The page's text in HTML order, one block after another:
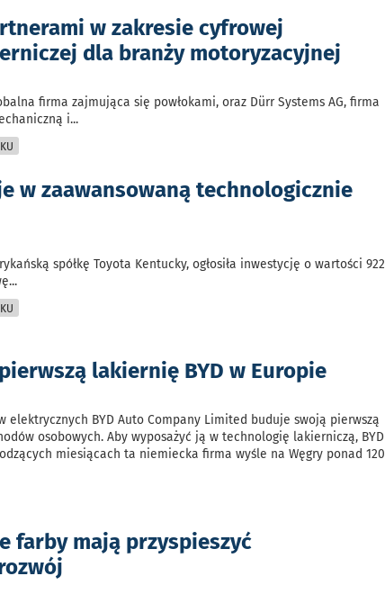
w zakresie cyfrowej
dla branży motoryzacyjnej
firma zajmująca się powłokami, oraz Dürr Systems AG, firma
i...
w zaawansowaną technologicznie
spółkę Toyota Kentucky, ogłosiła inwestycję o wartości 922
...
lakiernię BYD w Europie
elektrycznych BYD Auto Company Limited buduje swoją pierwszą
osobowych. Aby wyposażyć ją w technologię lakierniczą, BYD
miesiącach ta niemiecka firma wyśle na Węgry ponad 120
farby mają przyspieszyć